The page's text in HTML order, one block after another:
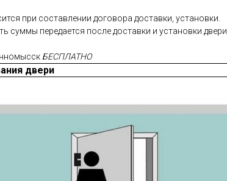
при составлении договора доставки, установки.
суммы передается после доставки и установки двери.
БЕСПЛАТНО
двери